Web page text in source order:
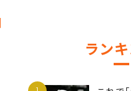
ラン